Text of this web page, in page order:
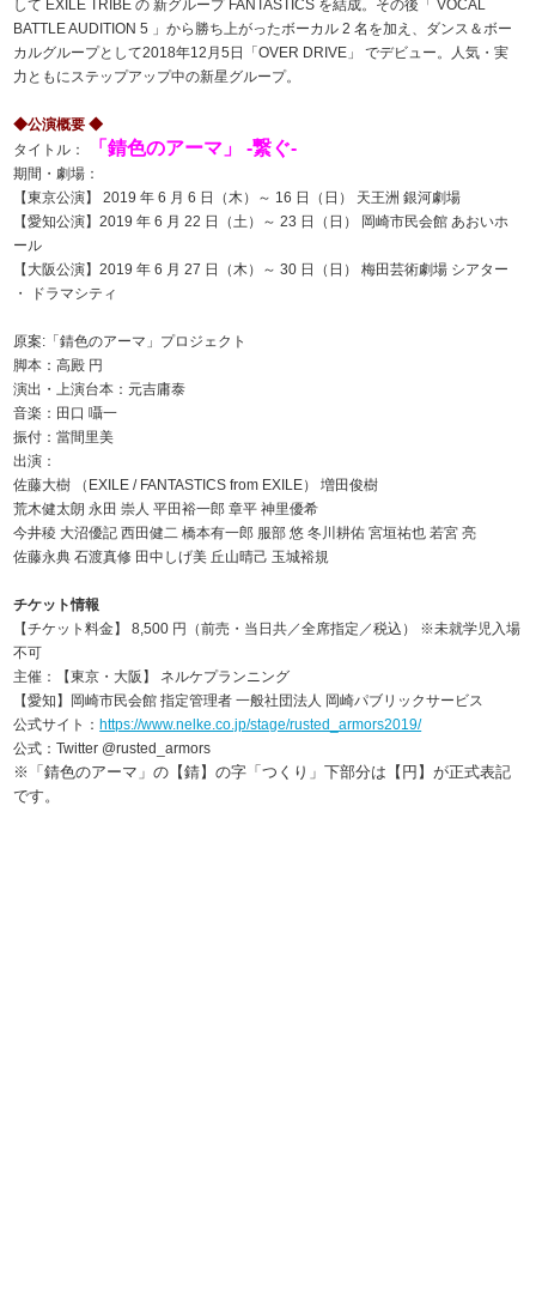
して EXILE TRIBE の 新グループ FANTASTICS を結成。その後「 VOCAL
BATTLE AUDITION 5 」から勝ち上がったボーカル 2 名を加え、ダンス＆ボー
カルグループとして2018年12月5日「OVER DRIVE」 でデビュー。人気・実
力ともにステップアップ中の新星グループ。
◆公演概要 ◆
タイトル：
「錆色のアーマ」 -繋ぐ-
期間・劇場：
【東京公演】 2019 年 6 月 6 日（木）～ 16 日（日） 天王洲 銀河劇場
【愛知公演】2019 年 6 月 22 日（土）～ 23 日（日） 岡崎市民会館 あおいホ
ール
【大阪公演】2019 年 6 月 27 日（木）～ 30 日（日） 梅田芸術劇場 シアター
・ ドラマシティ
原案:「錆色のアーマ」プロジェクト
脚本：高殿 円
演出・上演台本：元吉庸泰
音楽：田口 囁一
振付：當間里美
出演：
佐藤大樹 （EXILE / FANTASTICS from EXILE） 増田俊樹
荒木健太朗 永田 崇人 平田裕一郎 章平 神里優希
今井稜 大沼優記 西田健二 橋本有一郎 服部 悠 冬川耕佑 宮垣祐也 若宮 亮
佐藤永典 石渡真修 田中しげ美 丘山晴己 玉城裕規
チケット情報
【チケット料金】 8,500 円（前売・当日共／全席指定／税込） ※未就学児入場
不可
主催：【東京・大阪】 ネルケプランニング
【愛知】岡崎市民会館 指定管理者 一般社団法人 岡崎パブリックサービス
公式サイト： https://www.nelke.co.jp/stage/rusted_armors2019/
公式：Twitter @rusted_armors
※「錆色のアーマ」の【錆】の字「つくり」下部分は【円】が正式表記
です。